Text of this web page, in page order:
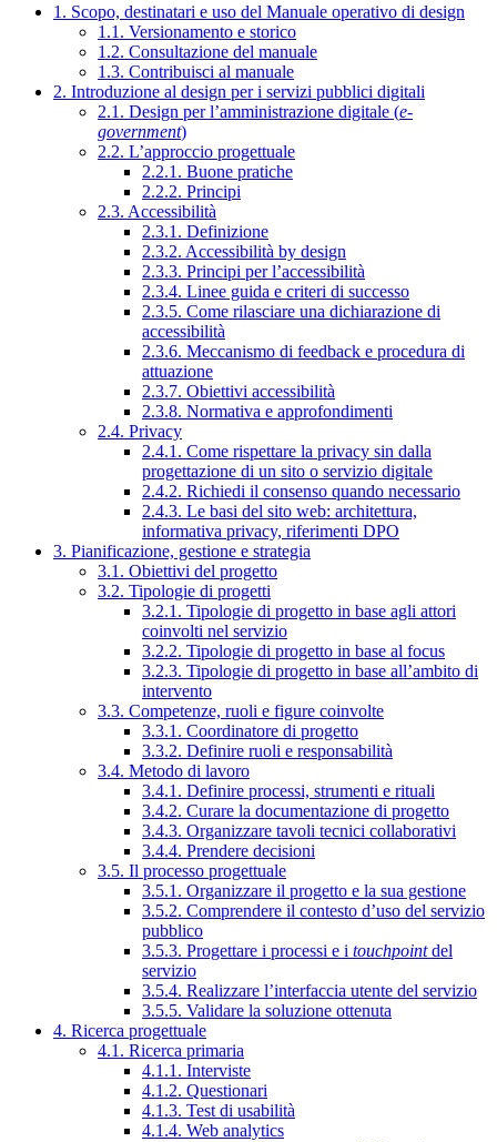
1. Scopo, destinatari e uso del Manuale operativo di design
1.1. Versionamento e storico
1.2. Consultazione del manuale
1.3. Contribuisci al manuale
2. Introduzione al design per i servizi pubblici digitali
2.1. Design per l’amministrazione digitale (e-
government)
2.2. L’approccio progettuale
2.2.1. Buone pratiche
2.2.2. Principi
2.3. Accessibilità
2.3.1. Definizione
2.3.2. Accessibilità by design
2.3.3. Principi per l’accessibilità
2.3.4. Linee guida e criteri di successo
2.3.5. Come rilasciare una dichiarazione di
accessibilità
2.3.6. Meccanismo di feedback e procedura di
attuazione
2.3.7. Obiettivi accessibilità
2.3.8. Normativa e approfondimenti
2.4. Privacy
2.4.1. Come rispettare la privacy sin dalla
progettazione di un sito o servizio digitale
2.4.2. Richiedi il consenso quando necessario
2.4.3. Le basi del sito web: architettura,
informativa privacy, riferimenti DPO
3. Pianificazione, gestione e strategia
3.1. Obiettivi del progetto
3.2. Tipologie di progetti
3.2.1. Tipologie di progetto in base agli attori
coinvolti nel servizio
3.2.2. Tipologie di progetto in base al focus
3.2.3. Tipologie di progetto in base all’ambito di
intervento
3.3. Competenze, ruoli e figure coinvolte
3.3.1. Coordinatore di progetto
3.3.2. Definire ruoli e responsabilità
3.4. Metodo di lavoro
3.4.1. Definire processi, strumenti e rituali
3.4.2. Curare la documentazione di progetto
3.4.3. Organizzare tavoli tecnici collaborativi
3.4.4. Prendere decisioni
3.5. Il processo progettuale
3.5.1. Organizzare il progetto e la sua gestione
3.5.2. Comprendere il contesto d’uso del servizio
pubblico
3.5.3. Progettare i processi e i touchpointdel
servizio
3.5.4. Realizzare l’interfaccia utente del servizio
3.5.5. Validare la soluzione ottenuta
4. Ricerca progettuale
4.1. Ricerca primaria
4.1.1. Interviste
4.1.2. Questionari
4.1.3. Test di usabilità
4.1.4. Web analytics